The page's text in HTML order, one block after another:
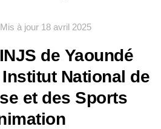
Mis à jour 18 avril 2025
de Yaoundé
National de
et des Sports